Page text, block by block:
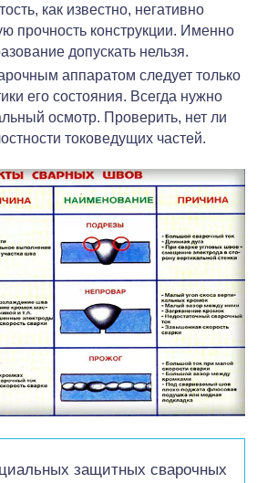
как известно, негативно
прочность конструкции. Именно
допускать нельзя.
аппаратом следует только
его состояния. Всегда нужно
осмотр. Проверить, нет ли
токоведущих частей.
защитных сварочных